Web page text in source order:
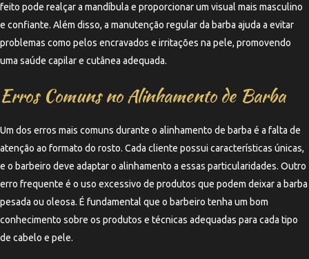
feito pode realçar a mandíbula e proporcionar um visual mais masculino
e confiante. Além disso, a manutenção regular da barba ajuda a evitar
problemas como pelos encravados e irritações na pele, promovendo
uma saúde capilar e cutânea adequada.
Erros Comuns no Alinhamento de Barba
Um dos erros mais comuns durante o alinhamento de barba é a falta de
atenção ao formato do rosto. Cada cliente possui características únicas,
e o barbeiro deve adaptar o alinhamento a essas particularidades. Outro
erro frequente é o uso excessivo de produtos que podem deixar a barba
pesada ou oleosa. É fundamental que o barbeiro tenha um bom
conhecimento sobre os produtos e técnicas adequadas para cada tipo
de cabelo e pele.